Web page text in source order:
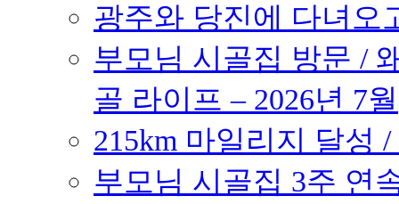
광주와 당진에 다녀오
부모님 시골집 방문 /
골 라이프 – 2026년 7월
215km 마일리지 달성
부모님 시골집 3주 연